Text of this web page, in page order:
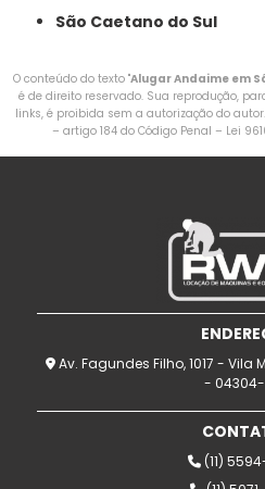
São Caetano do Sul
O conteúdo do texto "Alugar Andaime em
é de direito reservado. Sua reprodução,
links, é proibida sem a autorização do
– artigo 184 do Código Penal – Lei
Av. Fagundes Filho, 1017 - Vila
- 04304-
(11)